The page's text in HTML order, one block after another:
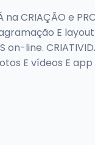
na CRIAÇÃO e
E layout
on-line.
E vídeos E